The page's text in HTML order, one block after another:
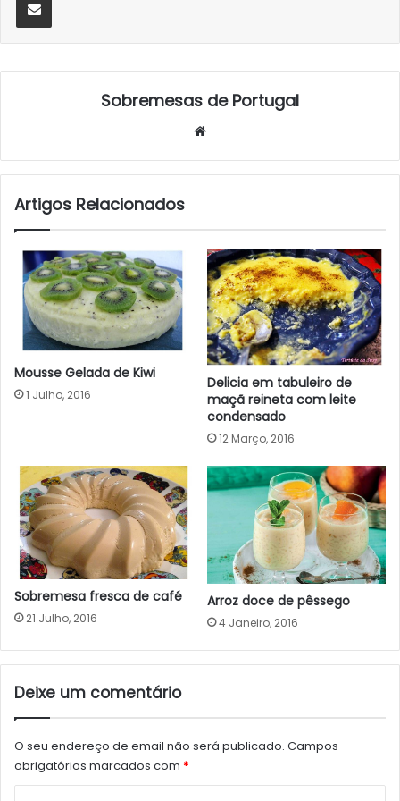
Sobremesas de Portugal
Artigos Relacionados
Mousse Gelada de Kiwi
1 Julho, 2016
Delicia em tabuleiro de
maçã reineta com leite
condensado
12 Março, 2016
Sobremesa fresca de café
21 Julho, 2016
Arroz doce de pêssego
4 Janeiro, 2016
Deixe um comentário
O seu endereço de email não será publicado. Campos
obrigatórios marcados com *